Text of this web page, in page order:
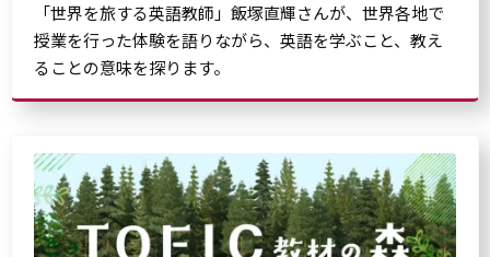
「世界を旅する英語教師」飯塚直輝さんが、世界各地で
授業を行った体験を語りながら、英語を学ぶこと、教え
ることの意味を探ります。